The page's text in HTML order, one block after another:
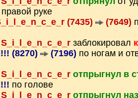
руке
(7435) (7649)
S_i_l_e_n_c_e_r заблокировал
(8270) (7196) по ногам и
S_i_l_e_n_c_e_r отпрыгнул в
по голове
S_i_l_e_n_c_e_r отпрыгнул